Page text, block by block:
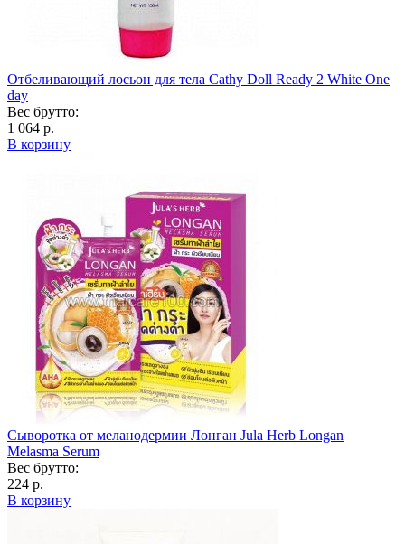
Отбеливающий лосьон для тела Cathy Doll Ready 2 White One
day
Вес брутто:
1 064 р.
В корзину
Сыворотка от меланодермии Лонган Jula Herb Longan
Melasma Serum
Вес брутто:
224 р.
В корзину